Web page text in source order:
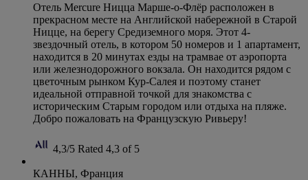
Отель Mercure Ницца Марше-о-Флёр расположен в
прекрасном месте на Английской набережной в Старой
Ницце, на берегу Средиземного моря. Этот 4-
звездочный отель, в котором 50 номеров и 1 апартамент,
находится в 20 минутах езды на трамвае от аэропорта
или железнодорожного вокзала. Он находится рядом с
цветочным рынком Кур-Салея и поэтому станет
идеальной отправной точкой для знакомства с
историческим Старым городом или отдыха на пляже.
Добро пожаловать на Французскую Ривьеру!
4,3/5 Rated 4,3 of 5
КАННЫ, Франция